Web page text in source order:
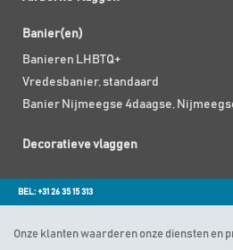
Banier(en)
Banieren LHBTQ+
Vredesbanier, standaard
Banier Nijmeegse 4daagse,
Decoratieve vlaggen
BEL: +31 26 35 15 313
Onze klanten waarderen onze diensten en